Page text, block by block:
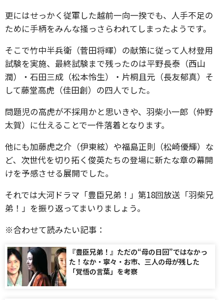
更にはせっかく従軍した越前一向一揆でも、人手不足の
ために手柄をみんな掻っさらわれてしまったようです。
そこで竹中半兵衛（菅田将暉）の献策に従って人材登用
試験を実施、最終試験まで残ったのは平野長泰（西山
潤）・石田三成（松本怜生）・片桐且元（長友郁真）そ
して藤堂高虎（佳田創）の四人でした。
問題児の高虎が不採用かと思いきや、羽柴小一郎（仲野
太賀）に仕えることで一件落着となります。
他にも加藤虎之介（伊東絃）や福島正則（松崎優輝）な
ど、次世代を切り拓く俊英たちの登場に新たな章の幕開
けを予感させる展開でした。
それでは大河ドラマ「豊臣兄弟！」第18回放送「羽柴兄
弟！」を振り返ってまいりましょう。
※合わせて読みたい記事：
『豊臣兄弟！』ただの“母の日回”ではなかっ
た！なか・寧々・お市、三人の母が残した
「覚悟の言葉」を考察